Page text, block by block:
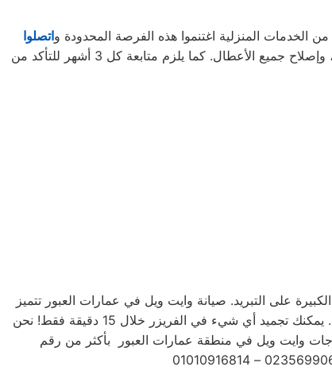
الخدمات المنزلية اغتنموا هذه الفرصة المحدودة واتصلوا
لتأخذوا حقكُم في عروض صيانة الأجهزة المنزلية قبل افتراقهُ منَّا! ستحتاجون إلى كل ما تطلبونه من صيانة وتجديد الجهاز، وإصلاح جميع الأعطال. كما يلزم متابعة كل 3 أشهر للتأكد من
على التبريد. صيانة وايت ويل في عمارات العبور تتميز
ثلاجات وايت ويل بتشكيلة متنوعة من الأحجام، حيث تتوفر الصغيرة ذات السعة الكبيرة ذات السعة الأكبر لتلبية جميع احتياجات المستخدم . يمكنك تجميد أي شيء في الفريزر خلال 15 دقيقة فقط! نحن